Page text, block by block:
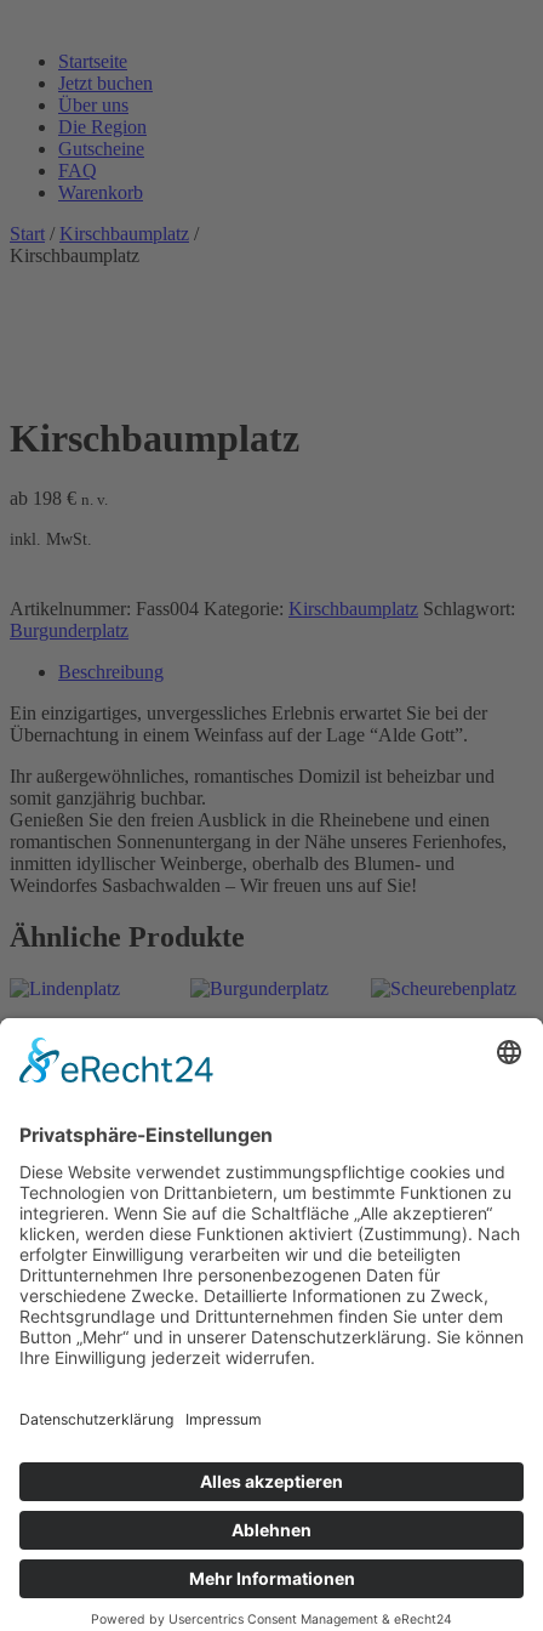
Startseite
Jetzt buchen
Über uns
Die Region
Gutscheine
FAQ
Warenkorb
Start / Kirschbaumplatz /
Kirschbaumplatz
Kirschbaumplatz
ab 198 € n. v.
inkl. MwSt.
Artikelnummer: Fass004 Kategorie: Kirschbaumplatz Schlagwort:
Burgunderplatz
Beschreibung
Ein einzigartiges, unvergessliches Erlebnis erwartet Sie bei der
Übernachtung in einem Weinfass auf der Lage “Alde Gott”.
Ihr außergewöhnliches, romantisches Domizil ist beheizbar und
somit ganzjährig buchbar.
Genießen Sie den freien Ausblick in die Rheinebene und einen
romantischen Sonnenuntergang in der Nähe unseres Ferienhofes,
inmitten idyllischer Weinberge, oberhalb des Blumen- und
Weindorfes Sasbachwalden – Wir freuen uns auf Sie!
Ähnliche Produkte
Lindenplatz
ab198 € n. v. ab198
Scheurebenplatz
Öffnungszeiten Büro und Hofladen:
Hofladen:
Montag bis Sonntag von 09:00 – 11:30 Uhr und 14:00 – 18:00 Uhr
Telefonisch erreichen Sie uns:
Montag bis Freitag von 09:00 – 11:30 Uhr
Kasse
Datenschutzerklärung
Allgemeine Geschäftsbedingungen (AGB)
Cookie-Einstellungen
Copyright © Schlafen im Weinfass • Ilona Wild • Bergstraße 7 •
77887 Sasbachwalden | All Rights Reserved